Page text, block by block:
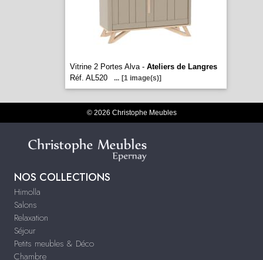
Vitrine 2 Portes Alva - Ateliers de Langres
Réf. AL520
... [1 image(s)]
© 2026 Christophe Meubles
NOS COLLECTIONS
Himolla
Salons
Relaxation
Séjour
Petits meubles & Déco
Chambre